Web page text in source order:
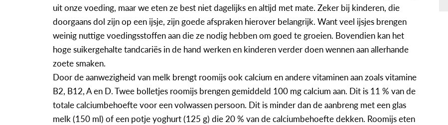
uit onze voeding, maar we eten ze best niet dagelijks en altijd met mate. Zeker bij kinderen, die
doorgaans dol zijn op een ijsje, zijn goede afspraken hierover belangrijk. Want veel ijsjes brengen
weinig nuttige voedingsstoffen aan die ze nodig hebben om goed te groeien. Bovendien kan het
hoge suikergehalte tandcariës in de hand werken en kinderen verder doen wennen aan allerhande
zoete smaken.
Door de aanwezigheid van melk brengt roomijs ook calcium en andere vitaminen aan zoals vitamine
B2, B12, A en D. Twee bolletjes roomijs brengen gemiddeld 100 mg calcium aan. Dit is 11 % van de
totale calciumbehoefte voor een volwassen persoon. Dit is minder dan de aanbreng met een glas
melk (150 ml) of een potje yoghurt (125 g) die 20 % van de calciumbehoefte dekken. Roomijs eten